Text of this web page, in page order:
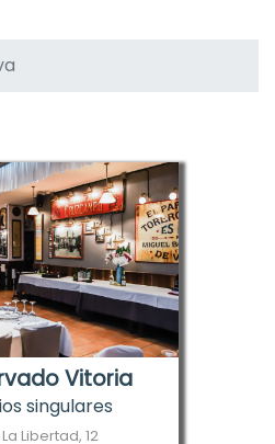
Vitoria
singulares
Libertad, 12